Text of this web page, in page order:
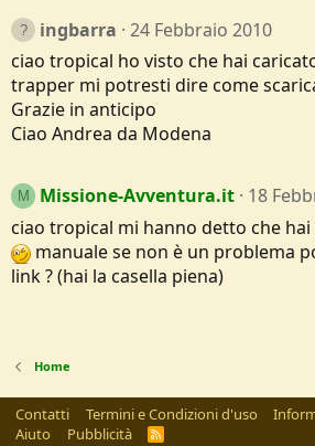
ingbarra
24 Febbraio 2010
ciao tropical ho visto che hai
trapper mi potresti dire come
Grazie in anticipo
Ciao Andrea da Modena
M Missione-Avventura.it 18
ciao tropical mi hanno detto che
manuale se non è un problema
link ? (hai la casella piena)
Home
Contatti Termini e Condizioni d'uso
Aiuto
Pubblicità
R